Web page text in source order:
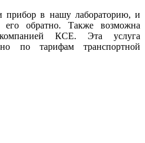
прибор в нашу лабораторию, и
его обратно. Также возможна
компанией КСЕ. Эта услуга
по тарифам транспортной